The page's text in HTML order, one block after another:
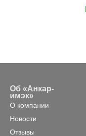
Об «Анкар-
имэк»
О компании
Новости
Отзывы